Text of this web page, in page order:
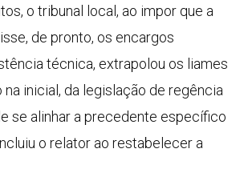
o tribunal local, ao impor que a
de pronto, os encargos
técnica, extrapolou os liames
inicial, da legislação de regência
se alinhar a precedente específico
o relator ao restabelecer a